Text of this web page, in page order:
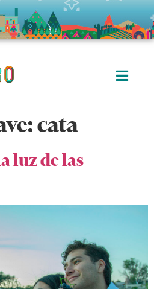
cata
luz de las